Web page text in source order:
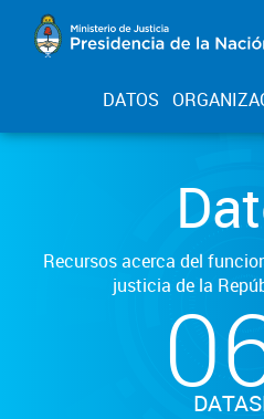
DATOS
Recursos acerca del
justicia de la